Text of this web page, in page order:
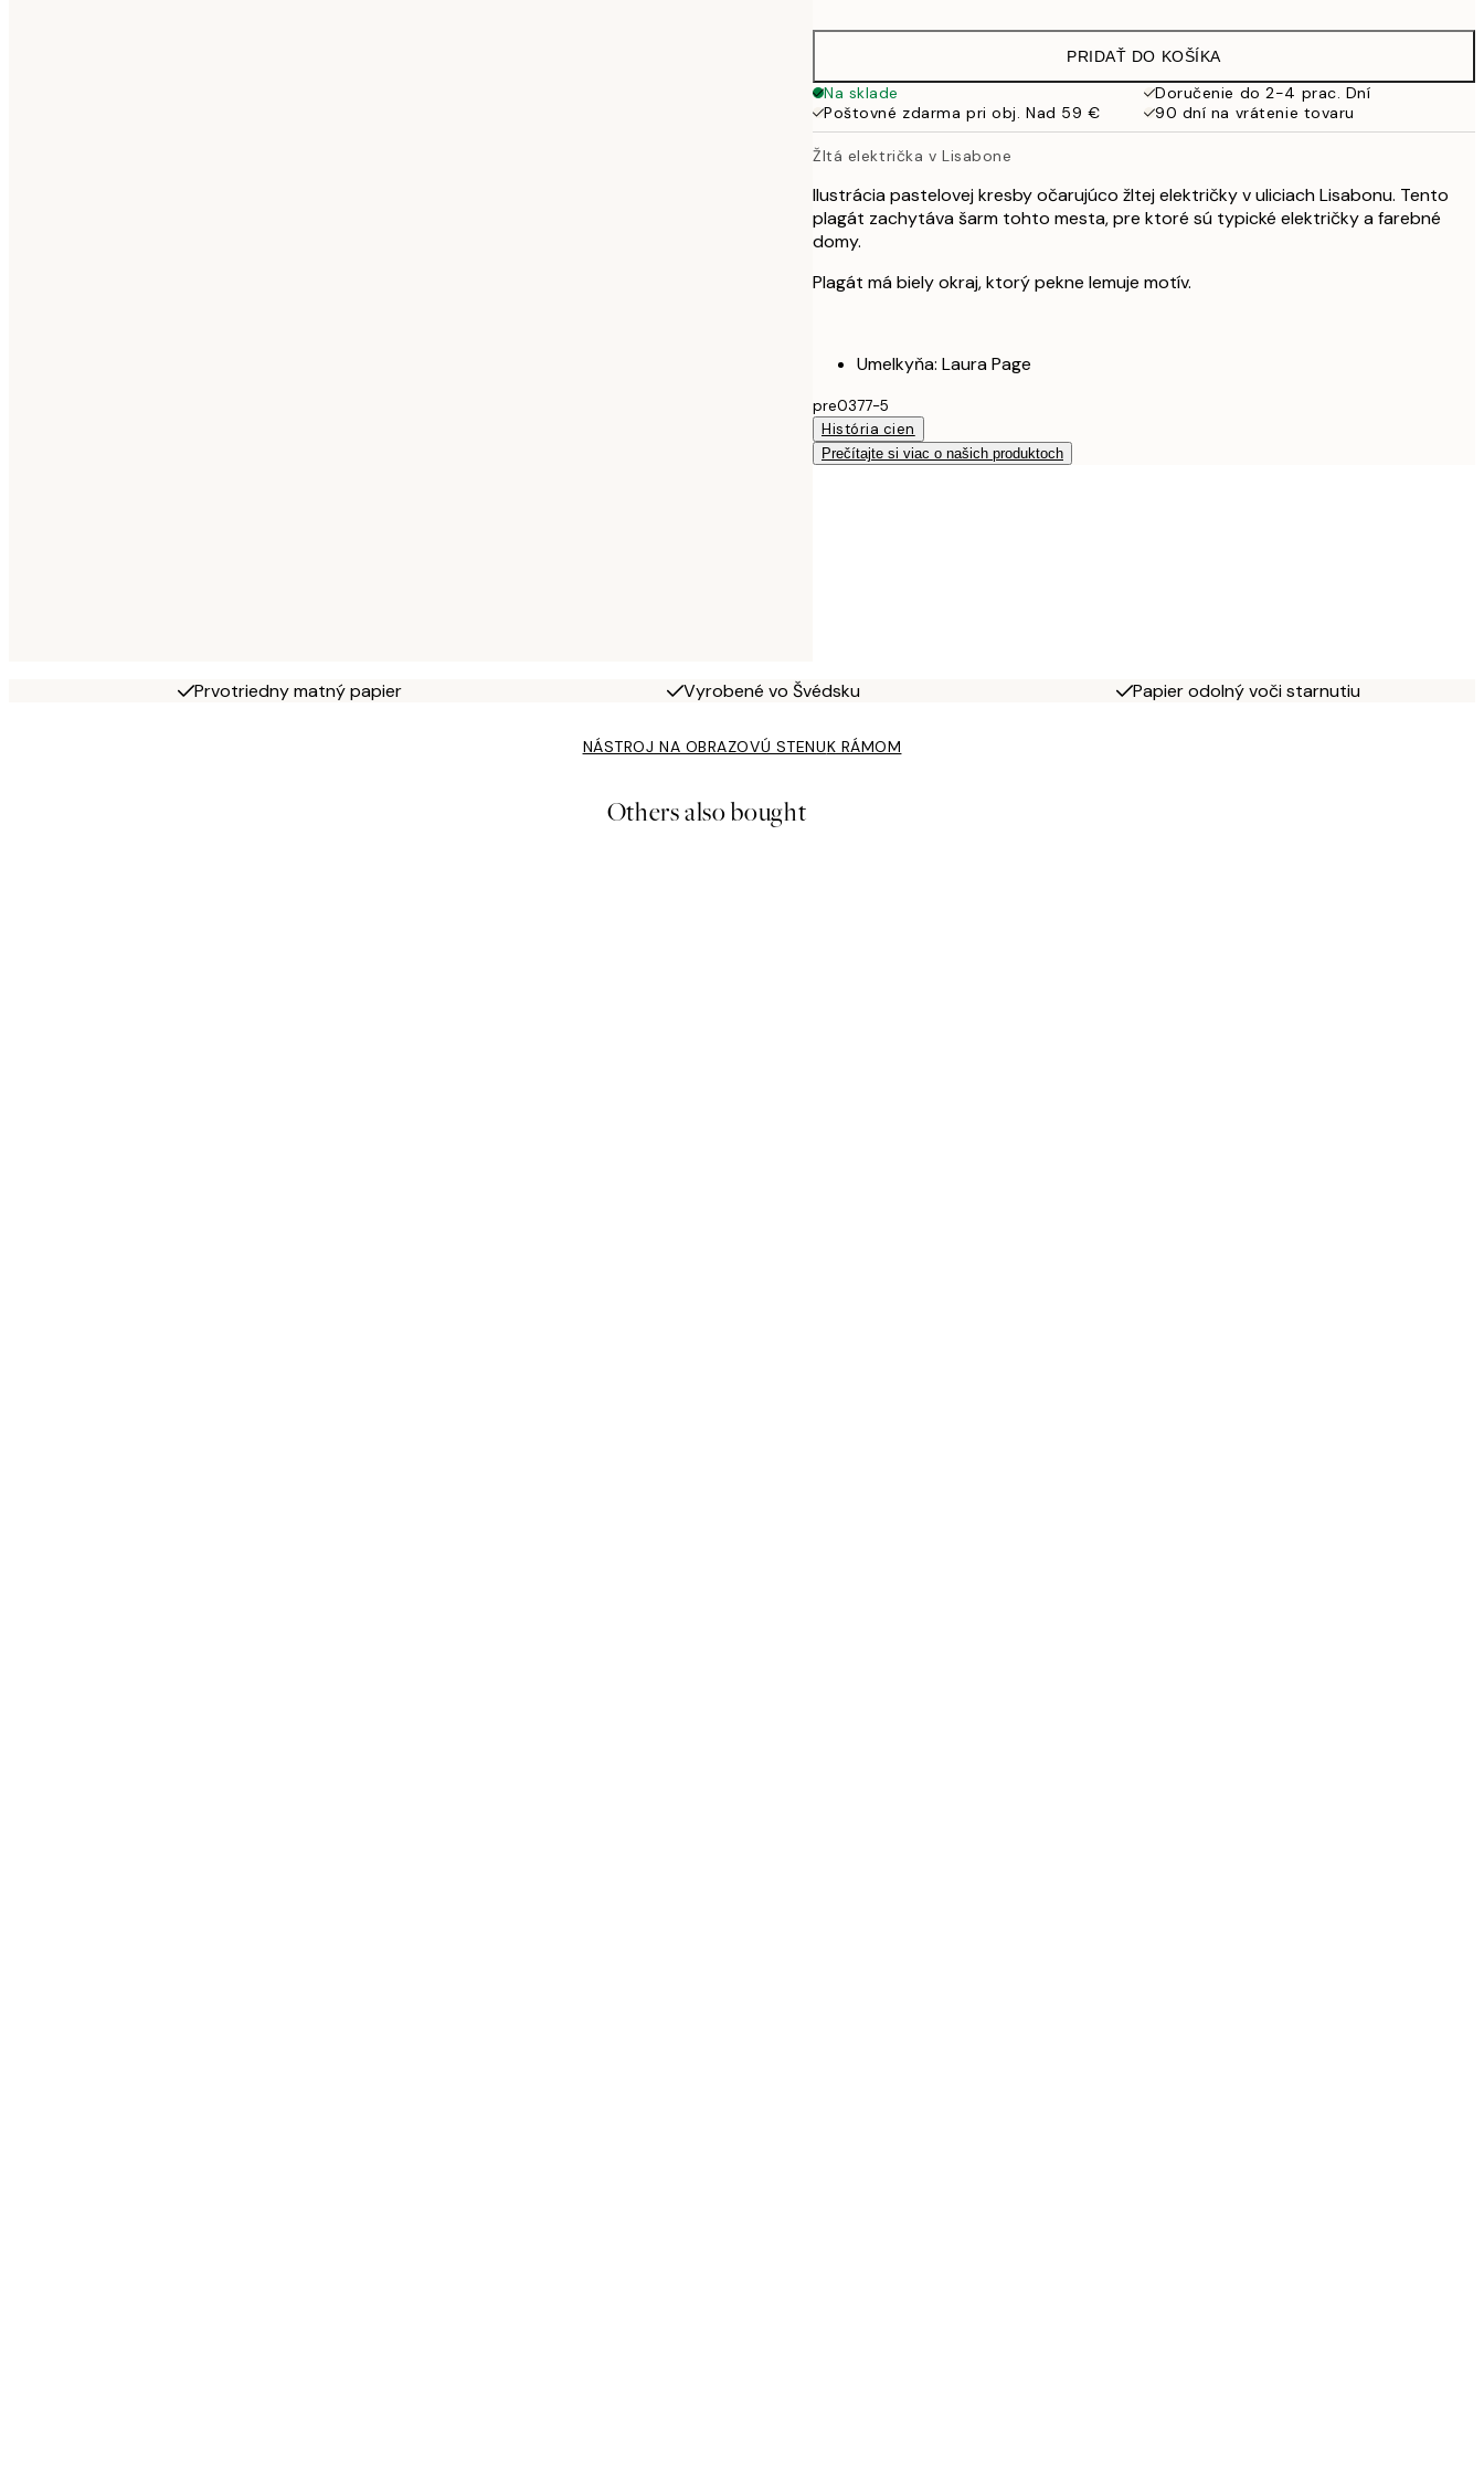
38 €
PRIDAŤ DO KOŠÍKA
Na sklade
Doručenie do 2-4 prac. Dní
Poštovné zdarma pri obj. Nad 59 €
90 dní na vrátenie tovaru
Žltá električka v Lisabone
Ilustrácia pastelovej kresby očarujúco žltej električky v uliciach Lisabonu. Tento
plagát zachytáva šarm tohto mesta, pre ktoré sú typické električky a farebné
domy.
Plagát má biely okraj, ktorý pekne lemuje motív.
Umelkyňa: Laura Page
pre0377-5
História cien
Prečítajte si viac o našich produktoch
Prvotriedny matný papier Vyrobené vo Švédsku Papier odolný voči starnutiu
NÁSTROJ NA OBRAZOVÚ STENUK RÁMOM
Others also bought